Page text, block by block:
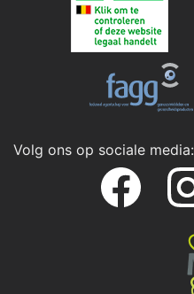
Volg ons op sociale media: